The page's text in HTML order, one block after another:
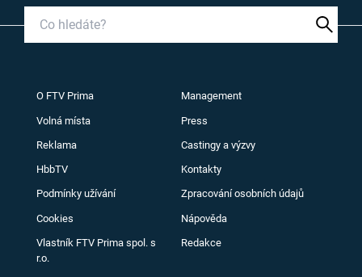
O FTV Prima Management
Volná místa Press
Reklama Castingy a výzvy
HbbTV Kontakty
Podmínky užívání Zpracování osobních údajů
Cookies Nápověda
Vlastník FTV Prima spol. s
r.o.
Redakce